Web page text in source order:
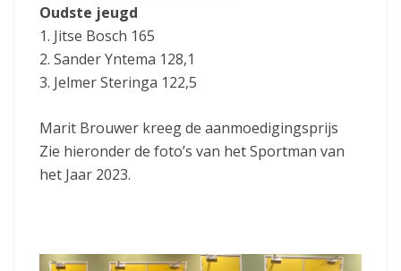
Oudste jeugd
1. Jitse Bosch 165
2. Sander Yntema 128,1
3. Jelmer Steringa 122,5
Marit Brouwer kreeg de aanmoedigingsprijs
Zie hieronder de foto’s van het Sportman van
het Jaar 2023.